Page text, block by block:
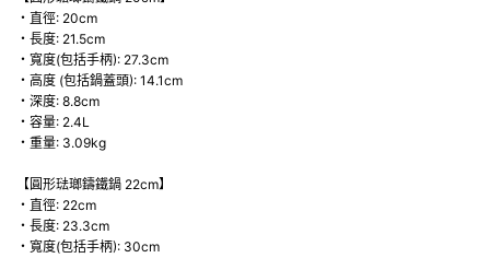
・直徑: 20cm
・長度: 21.5cm
・寬度(包括手柄): 27.3cm
・高度 (包括鍋蓋頭): 14.1cm
・深度: 8.8cm
・容量: 2.4L
・重量: 3.09kg
【圓形琺瑯鑄鐵鍋 22cm】
・直徑: 22cm
・長度: 23.3cm
・寬度(包括手柄): 30cm